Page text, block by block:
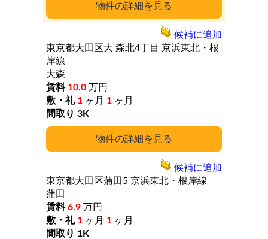
詳細
詳細
東京都大田区大 森北4丁目 京浜東北・根
岸線
大森
10.0 万円
1 ヶ月 1 ヶ月
3K
候補に追加
東京都大田区蒲田5 京浜東北・根岸線
蒲田
6.9 万円
1 ヶ月 1 ヶ月
1K
候補に追加